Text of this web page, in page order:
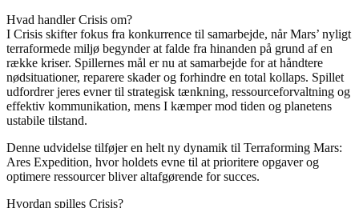
Hvad handler Crisis om?
I Crisis skifter fokus fra konkurrence til samarbejde, når Mars’ nyligt
terraformede miljø begynder at falde fra hinanden på grund af en
række kriser. Spillernes mål er nu at samarbejde for at håndtere
nødsituationer, reparere skader og forhindre en total kollaps. Spillet
udfordrer jeres evner til strategisk tænkning, ressourceforvaltning og
effektiv kommunikation, mens I kæmper mod tiden og planetens
ustabile tilstand.
Denne udvidelse tilføjer en helt ny dynamik til Terraforming Mars:
Ares Expedition, hvor holdets evne til at prioritere opgaver og
optimere ressourcer bliver altafgørende for succes.
Hvordan spilles Crisis?